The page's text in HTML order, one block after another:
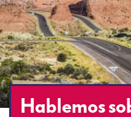
Hablemos